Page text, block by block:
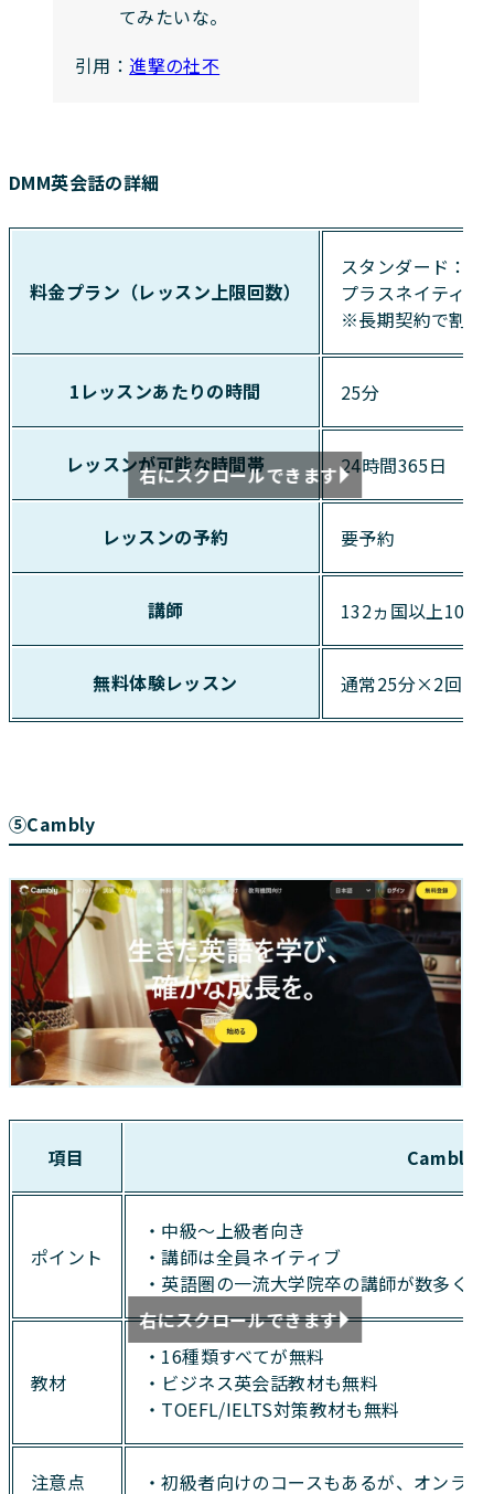
てみたいな。
引用：進撃の社不
DMM英会話の詳細
料金プラン（レッスン上限回数）
スタンダード：
プラスネイティ
※長期契約で割引
1レッスンあたりの時間 25分
レッスンが可能な時間帯 24時間365日
レッスンの予約 要予約
講師 132ヵ国以上
無料体験レッスン 通常25分×2回
右にスクロールできます
⑤Cambly
項目 Cambly
ポイント
・中級～上級者向き
・講師は全員ネイティブ
・英語圏の一流大学院卒の講師が数多く在
教材
・16種類すべてが無料
・ビジネス英会話教材も無料
・TOEFL/IELTS対策教材も無料
注意点 ・初級者向けのコースもあるが、オンラ
右にスクロールできます